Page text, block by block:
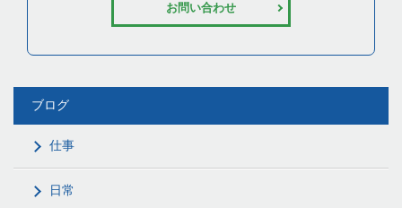
お問い合わせ
ブログ
仕事
日常